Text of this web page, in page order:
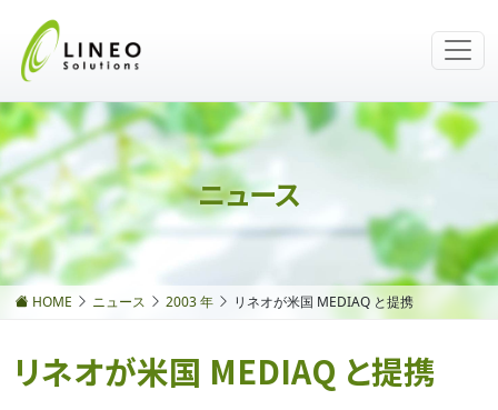
ニュース
HOME ニュース 2003 年 リネオが米国 MEDIAQ と提携
リネオが米国 MEDIAQ と提携